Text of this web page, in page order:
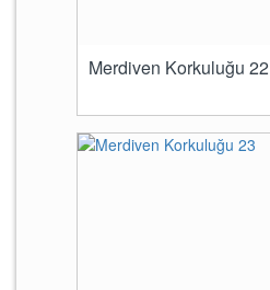
Merdiven Korkuluğu 22